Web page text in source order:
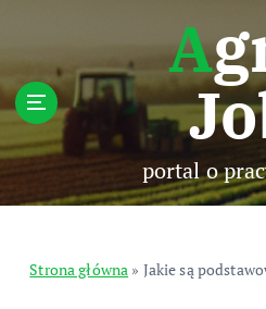
p
t
c
n
Agro
portal o
Strona główna » Jakie są